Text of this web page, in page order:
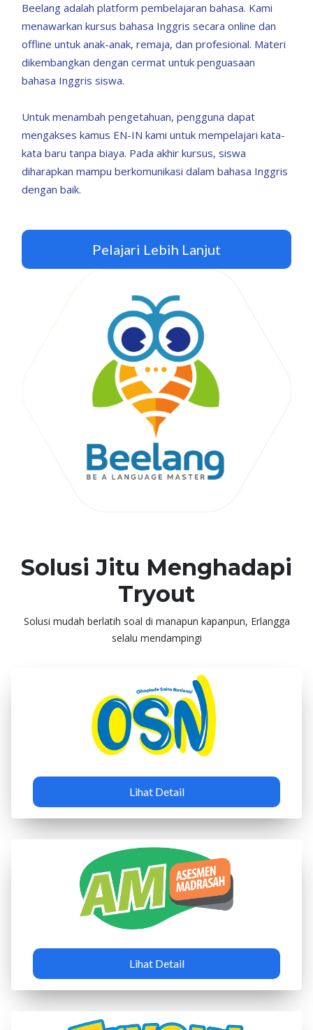
Beelang adalah platform pembelajaran bahasa. Kami
menawarkan kursus bahasa Inggris secara online dan
offline untuk anak-anak, remaja, dan profesional. Materi
dikembangkan dengan cermat untuk penguasaan
bahasa Inggris siswa.
Untuk menambah pengetahuan, pengguna dapat
mengakses kamus EN-IN kami untuk mempelajari kata-
kata baru tanpa biaya. Pada akhir kursus, siswa
diharapkan mampu berkomunikasi dalam bahasa Inggris
dengan baik.
Pelajari Lebih Lanjut
Solusi Jitu Menghadapi
Tryout
Solusi mudah berlatih soal di manapun kapanpun, Erlangga
selalu mendampingi
Lihat Detail
Lihat Detail